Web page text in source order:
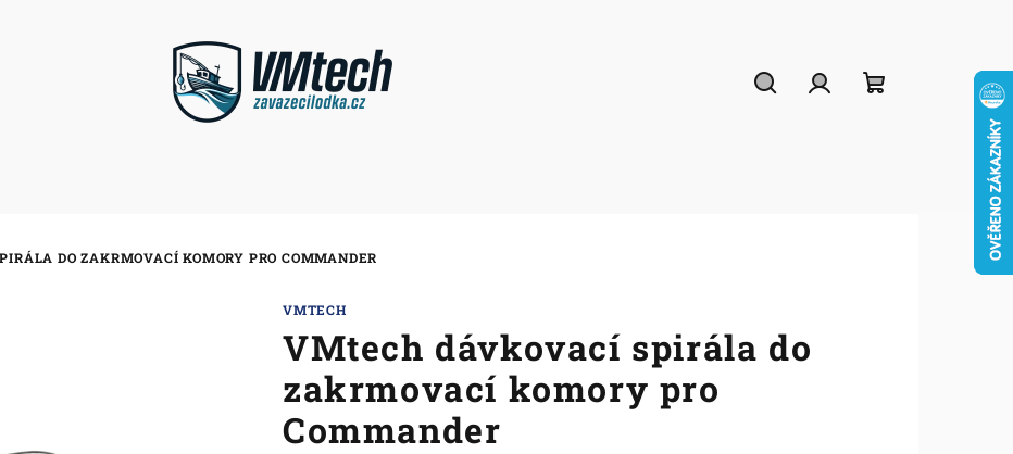
DO ZAKRMOVACÍ KOMORY PRO COMMANDER
VMTECH
VMtech dávkovací spirála do
zakrmovací komory pro
Commander